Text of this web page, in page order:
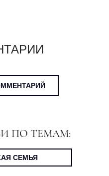
ПО ТЕМАМ:
СЕМЬЯ